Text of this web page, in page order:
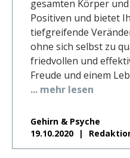
gesamten Körper
Positiven und bietet
tiefgreifende
ohne sich selbst zu
friedvollen und
Freude und einem
... mehr lesen
Gehirn & Psyche
19.10.2020